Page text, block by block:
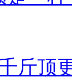
斤顶